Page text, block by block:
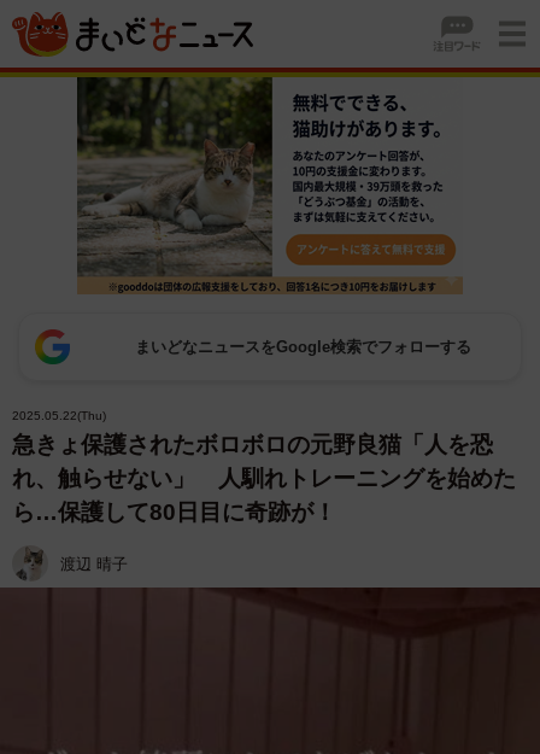
まいどなニュースをGoogle検索でフォローする
2025.05.22(Thu)
急きょ保護されたボロボロの元野良猫「人を恐
れ、触らせない」 人馴れトレーニングを始めた
ら…保護して80日目に奇跡が！
渡辺 晴子